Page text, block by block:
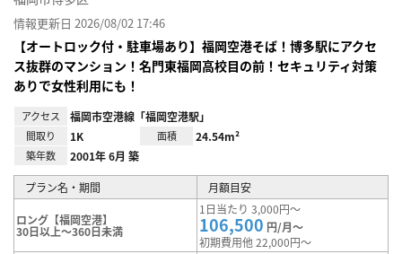
情報更新日 2026/08/02 17:46
【オートロック付・駐車場あり】福岡空港そば！博多駅にアクセ
ス抜群のマンション！名門東福岡高校目の前！セキュリティ対策
ありで女性利用にも！
アクセス 福岡市空港線「福岡空港駅」
間取り 1K 面積 24.54m²
築年数 2001年 6月 築
プラン名・期間 月額目安
ロング【福岡空港】
30日以上～360日未満
1日当たり 3,000円～
106,500 円/月～
初期費用他 22,000円～